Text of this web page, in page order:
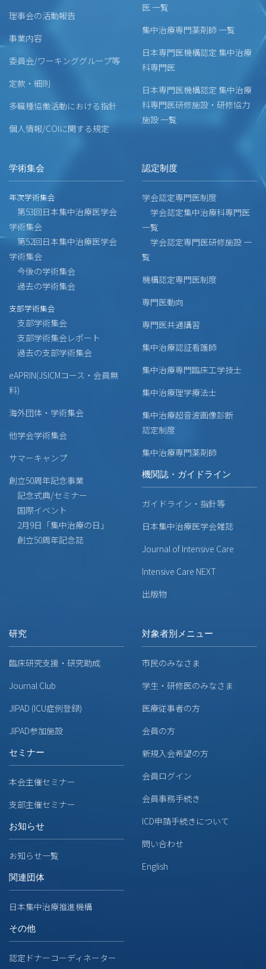
理事会の活動報告
事業内容
委員会/ワーキンググループ等
定款・細則
多職種協働活動における指針
個人情報/COIに関する規定
医 一覧
集中治療専門薬剤師 一覧
日本専門医機構認定 集中治療
科専門医
日本専門医機構認定 集中治療
科専門医研修施設・研修協力
施設 一覧
学術集会
年次学術集会
第53回日本集中治療医学会
学術集会
第52回日本集中治療医学会
学術集会
今後の学術集会
過去の学術集会
支部学術集会
支部学術集会
支部学術集会レポート
過去の支部学術集会
eAPRIN(JSICMコース・会員無
料)
海外団体・学術集会
他学会学術集会
サマーキャンプ
創立50周年記念事業
記念式典/セミナー
国際イベント
2月9日「集中治療の日」
創立50周年記念誌
認定制度
学会認定専門医制度
学会認定集中治療科専門医
一覧
学会認定専門医研修施設 一
覧
機構認定専門医制度
専門医動向
専門医共通講習
集中治療認証看護師
集中治療専門臨床工学技士
集中治療理学療法士
集中治療超音波画像診断
認定制度
集中治療専門薬剤師
機関誌・ガイドライン
ガイドライン・指針等
日本集中治療医学会雑誌
Journal of Intensive Care
Intensive Care NEXT
出版物
研究
臨床研究支援・研究助成
Journal Club
JIPAD (ICU症例登録)
JIPAD参加施設
セミナー
本会主催セミナー
支部主催セミナー
お知らせ
お知らせ一覧
関連団体
日本集中治療推進機構
その他
認定ドナーコーディネーター
対象者別メニュー
市民のみなさま
学生・研修医のみなさま
医療従事者の方
会員の方
新規入会希望の方
会員ログイン
会員事務手続き
ICD申請手続きについて
問い合わせ
English